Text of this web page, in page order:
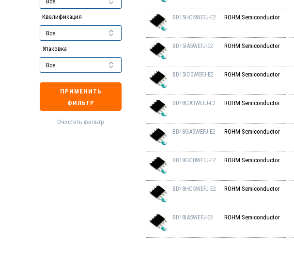
Квалификация
Упаковка
ПРИМЕНИТЬ
ФИЛЬТР
Очистить фильтр
BD15HC5WEFJ-E2 ROHM Semiconductor
BD15IA5WEFJ-E2 ROHM Semiconductor
BD15IC0WEFJ-E2 ROHM Semiconductor
BD18GA3WEFJ-E2 ROHM Semiconductor
BD18GA5WEFJ-E2 ROHM Semiconductor
BD18GC0WEFJ-E2 ROHM Semiconductor
BD18HC5WEFJ-E2 ROHM Semiconductor
BD18IA5WEFJ-E2 ROHM Semiconductor